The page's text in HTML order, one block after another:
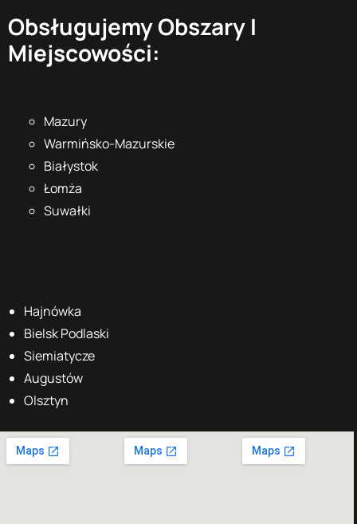
Obsługujemy Obszary I
Miejscowości:
Mazury
Warmińsko-Mazurskie
Białystok
Łomża
Suwałki
Hajnówka
Bielsk Podlaski
Siemiatycze
Augustów
Olsztyn